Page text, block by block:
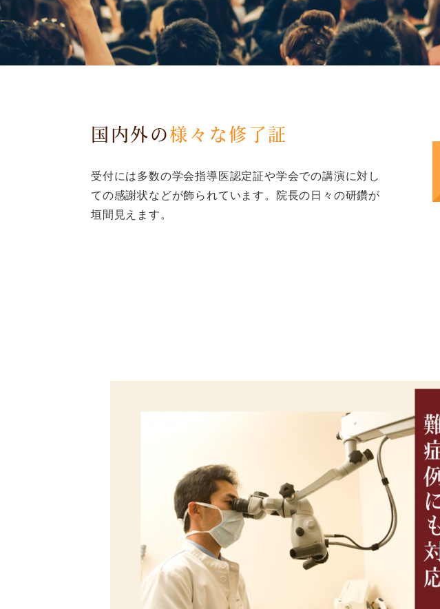
国内外の様々な修了証
受付には多数の学会指導医認定証や学会での講演に対し
ての感謝状などが飾られています。院長の日々の研鑽が
垣間見えます。